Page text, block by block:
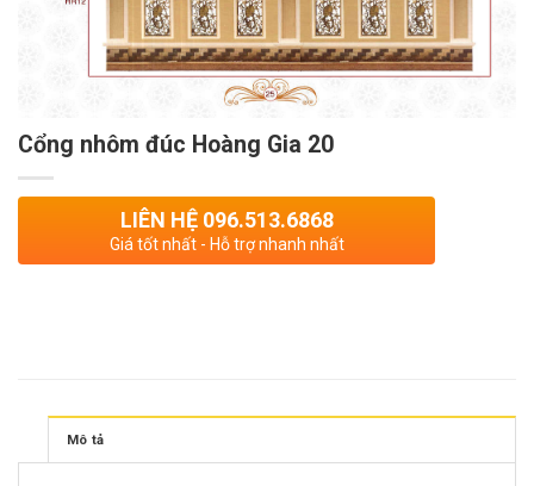
Cổng nhôm đúc Hoàng Gia 20
LIÊN HỆ 096.513.6868
Giá tốt nhất - Hỗ trợ nhanh nhất
Mô tả